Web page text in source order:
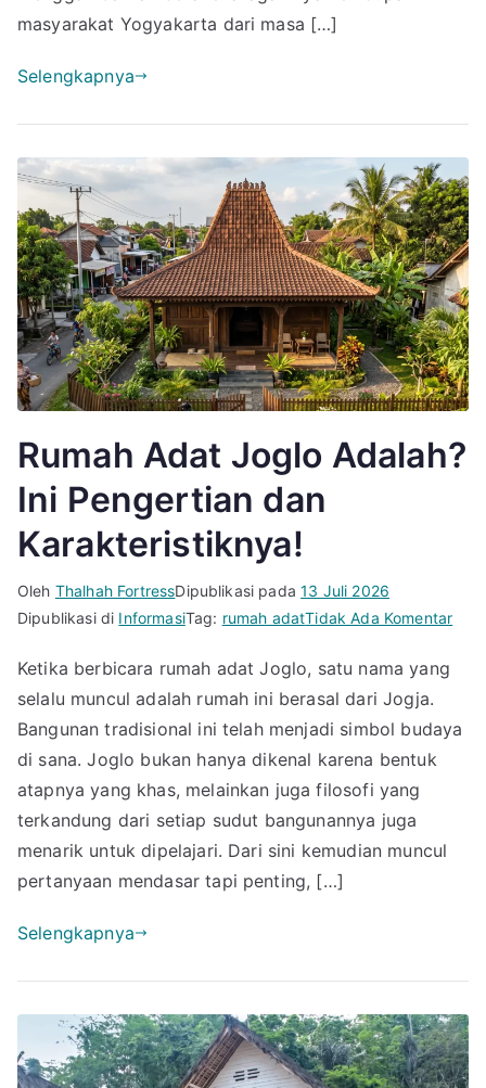
masyarakat Yogyakarta dari masa […]
Selengkapnya
Rumah Adat Joglo Adalah?
Ini Pengertian dan
Karakteristiknya!
Oleh Thalhah FortressDipublikasi pada13 Juli 2026
Dipublikasi di InformasiTag: rumah adatTidak Ada Komentar
Ketika berbicara rumah adat Joglo, satu nama yang
selalu muncul adalah rumah ini berasal dari Jogja.
Bangunan tradisional ini telah menjadi simbol budaya
di sana. Joglo bukan hanya dikenal karena bentuk
atapnya yang khas, melainkan juga filosofi yang
terkandung dari setiap sudut bangunannya juga
menarik untuk dipelajari. Dari sini kemudian muncul
pertanyaan mendasar tapi penting, […]
Selengkapnya